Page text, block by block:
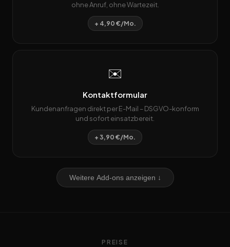
ohne Anruf, ohne Wartezeit.
+ 4,90 €/Mo.
✉️
Kontaktformular
Kundenanfragen direkt per E-Mail – DSGVO-konform
und sofort einsatzbereit.
+ 3,90 €/Mo.
Weitere Add-ons anzeigen ↓
PREISE